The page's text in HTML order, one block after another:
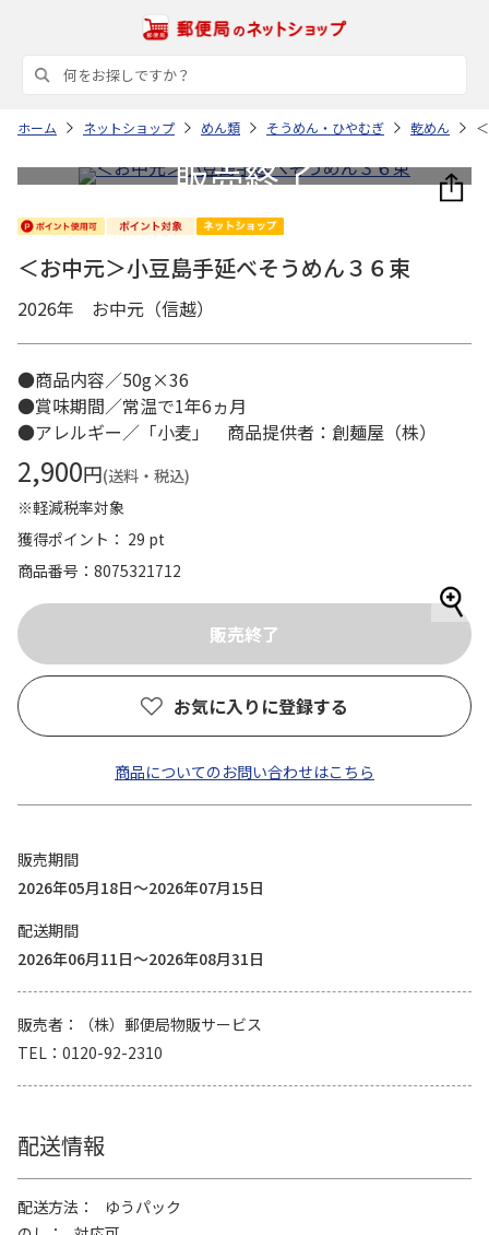
ホーム ネットショップ めん類 そうめん・ひやむぎ 乾めん
＜お中元＞小豆島手延べそうめん３６束
2026年 お中元（信越）
●商品内容／50g×36
●賞味期間／常温で1年6ヵ月
●アレルギー／「小麦」 商品提供者：創麺屋（株）
2,900円(送料・税込)
※軽減税率対象
獲得ポイント： 29 pt
商品番号
8075321712
お気に入りに登録する
商品についてのお問い合わせはこちら
販売期間
2026年05月18日～2026年07月15日
配送期間
2026年06月11日～2026年08月31日
販売者
（株）郵便局物販サービス
TEL
0120-92-2310
配送情報
配送方法
ゆうパック